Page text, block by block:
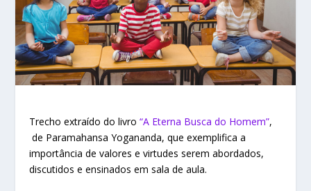
Trecho extraído do livro“A Eterna Busca do Homem”,
de Paramahansa Yogananda, que exemplifica a
importância de valores e virtudes serem abordados,
discutidos e ensinados em sala de aula.